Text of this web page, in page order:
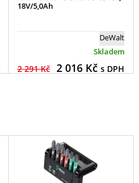
18V/5,0Ah
DeWalt
Skladem
2 291 Kč 2 016Kč s DPH